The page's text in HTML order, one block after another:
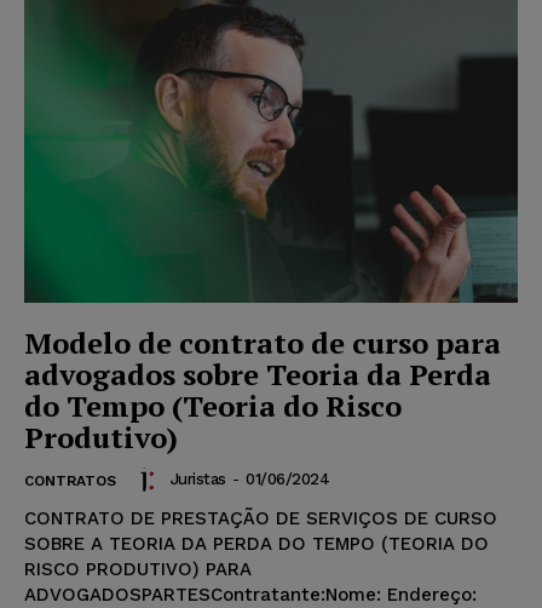
Modelo de contrato de curso para
advogados sobre Teoria da Perda
do Tempo (Teoria do Risco
Produtivo)
CONTRATOS Juristas - 01/06/2024
CONTRATO DE PRESTAÇÃO DE SERVIÇOS DE CURSO
SOBRE A TEORIA DA PERDA DO TEMPO (TEORIA DO
RISCO PRODUTIVO) PARA
ADVOGADOSPARTESContratante:Nome: Endereço: